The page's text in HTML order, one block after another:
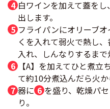
白ワインを加えて蓋を
出します。
フライパンにオリーブ
くを入れて弱火で熱し
入れ、しんなりするまで
【A】を加えてひと煮立
て約10分煮込んだら火か
器に 6 を盛り、乾燥パ
り。